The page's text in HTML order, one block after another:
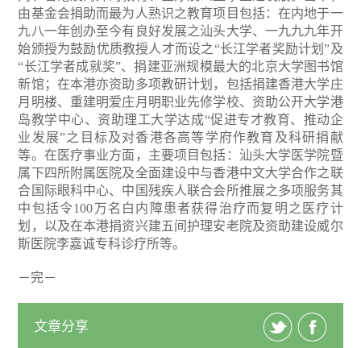
由基金会捐助而最为人熟识之教育项目包括：在内地于一
九八一年创办至今有良好发展之汕头大学、一九九九年开
始颁授为鼓励优质教授人才而设之“长江学者奖励计划”及
“长江学者成就奖”、捐建亚洲规模最大的北京大学图书馆
新馆；在本港亦资助多项教研计划，包括捐建香港大学庄
月明楼、重建明爱庄月明职业先修学校、资助公开大学港
岛教学中心、资助理工大学达成“促进专才教育、推动企
业发展”之目标及对香港各高等学府作教育及科研捐献
等。在医疗事业方面，主要项目包括：汕头大学医学院暨
属下四所附属医院及全面建设中与香港中文大学合作之联
合国际眼科中心、中国残疾人联合会所推展之多项服务其
中包括令100万名白内障患者获得治疗而复明之医疗计
划，以及在本港捐资兴建五间护理安老院及资助建设威尔
斯医院李嘉诚专科诊疗所等。
－完－
文章分享